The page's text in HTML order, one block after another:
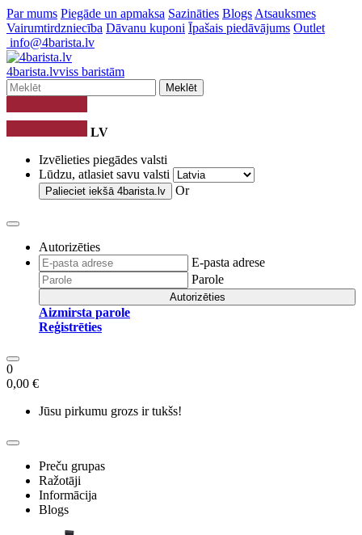
Par mums Piegāde un apmaksa Sazināties Blogs Atsauksmes
Vairumtirdzniecība Dāvanu kuponi Īpašais piedāvājums Outlet
info@4barista.lv
4barista.lvviss baristām
Meklēt
LV
Izvēlieties piegādes valsti
Lūdzu, atlasiet savu valsti
Palieciet iekšā 4barista.lv Or
Autorizēties
E-pasta adrese
Parole
Autorizēties
Aizmirsta parole
Reģistrēties
0
0,00 €
Jūsu pirkumu grozs ir tukšs!
Preču grupas
Ražotāji
Informācija
Blogs